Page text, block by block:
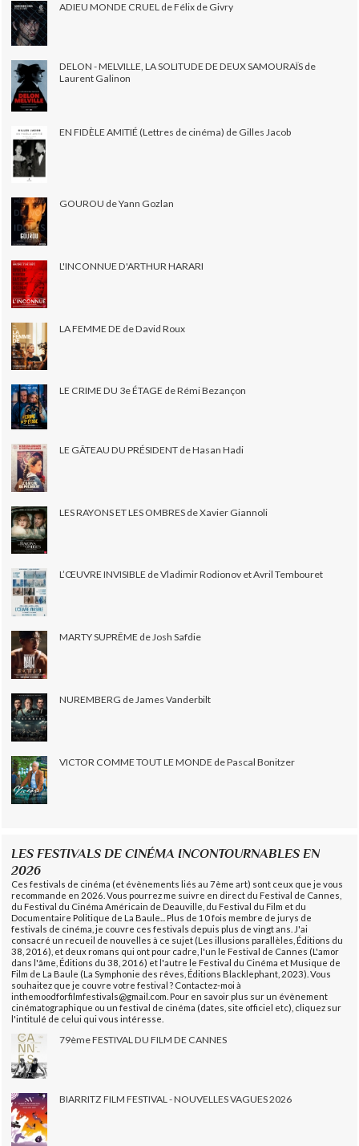
ADIEU MONDE CRUEL de Félix de Givry
DELON - MELVILLE, LA SOLITUDE DE DEUX SAMOURAÏS de
Laurent Galinon
EN FIDÈLE AMITIÉ (Lettres de cinéma) de Gilles Jacob
GOUROU de Yann Gozlan
L'INCONNUE D'ARTHUR HARARI
LA FEMME DE de David Roux
LE CRIME DU 3e ÉTAGE de Rémi Bezançon
LE GÂTEAU DU PRÉSIDENT de Hasan Hadi
LES RAYONS ET LES OMBRES de Xavier Giannoli
L’ŒUVRE INVISIBLE de Vladimir Rodionov et Avril Tembouret
MARTY SUPRÊME de Josh Safdie
NUREMBERG de James Vanderbilt
VICTOR COMME TOUT LE MONDE de Pascal Bonitzer
LES FESTIVALS DE CINÉMA INCONTOURNABLES EN
2026
Ces festivals de cinéma (et évènements liés au 7ème art) sont ceux que je vous
recommande en 2026. Vous pourrez me suivre en direct du Festival de Cannes,
du Festival du Cinéma Américain de Deauville, du Festival du Film et du
Documentaire Politique de La Baule... Plus de 10 fois membre de jurys de
festivals de cinéma, je couvre ces festivals depuis plus de vingt ans. J'ai
consacré un recueil de nouvelles à ce sujet (Les illusions parallèles, Éditions du
38, 2016), et deux romans qui ont pour cadre, l'un le Festival de Cannes (L'amor
dans l'âme, Éditions du 38, 2016) et l'autre le Festival du Cinéma et Musique de
Film de La Baule (La Symphonie des rêves, Éditions Blacklephant, 2023). Vous
souhaitez que je couvre votre festival ? Contactez-moi à
inthemoodforfilmfestivals@gmail.com. Pour en savoir plus sur un évènement
cinématographique ou un festival de cinéma (dates, site officiel etc), cliquez sur
l'intitulé de celui qui vous intéresse.
79ème FESTIVAL DU FILM DE CANNES
BIARRITZ FILM FESTIVAL - NOUVELLES VAGUES 2026